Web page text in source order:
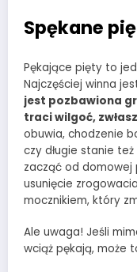
Spękane
Pękające pięty to
Najczęściej winna
jest pozbawiona
traci wilgoć,
obuwia, chodzenie
czy długie stanie
zacząć od domowej
usunięcie
mocznikiem, który
Ale uwaga! Jeśli
wciąż pękają, może